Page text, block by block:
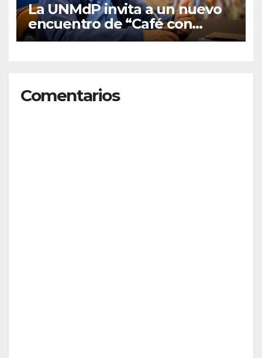
La UNMdP invita a un nuevo
encuentro de “Café con
graduados/as”
Comentarios